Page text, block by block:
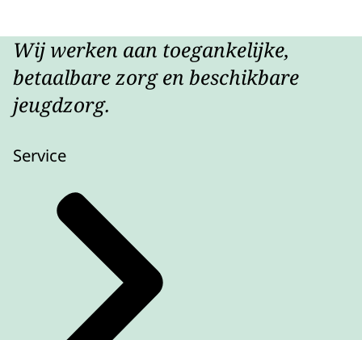
Wij werken aan toegankelijke,
betaalbare zorg en beschikbare
jeugdzorg.
Service